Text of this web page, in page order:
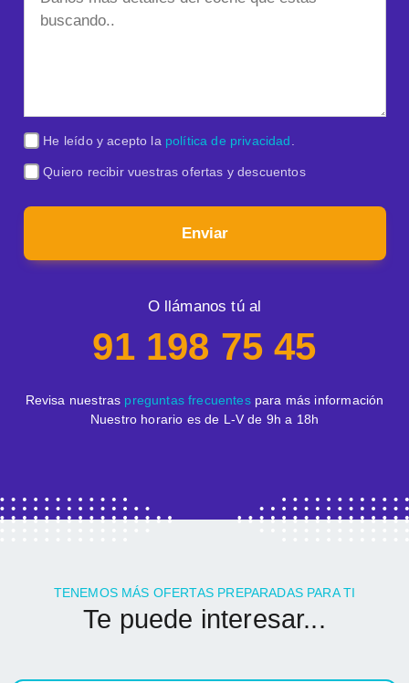
He leído y acepto la política de privacidad.
Quiero recibir vuestras ofertas y descuentos
Enviar
O llámanos tú al
91 198 75 45
Revisa nuestras preguntas frecuentespara más información
Nuestro horario es de L-V de 9h a 18h
TENEMOS MÁS OFERTAS PREPARADAS PARA TI
Te puede interesar...